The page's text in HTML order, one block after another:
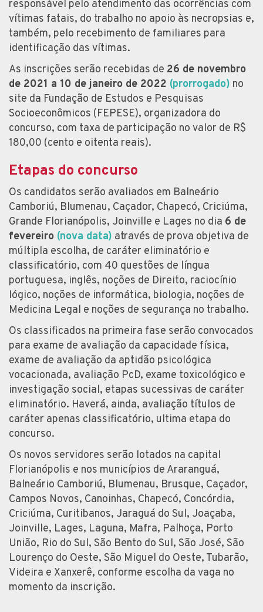
responsável pelo atendimento das ocorrências com
vítimas fatais, do trabalho no apoio às necropsias e,
também, pelo recebimento de familiares para
identificação das vítimas.
As inscrições serão recebidas de 26 de novembro
de 2021 a 10 de janeiro de 2022 (prorrogado) no
site da Fundação de Estudos e Pesquisas
Socioeconômicos (FEPESE), organizadora do
concurso, com taxa de participação no valor de R$
180,00 (cento e oitenta reais).
Etapas do concurso
Os candidatos serão avaliados em Balneário
Camboriú, Blumenau, Caçador, Chapecó, Criciúma,
Grande Florianópolis, Joinville e Lages no dia 6 de
fevereiro (nova data) através de prova objetiva de
múltipla escolha, de caráter eliminatório e
classificatório, com 40 questões de língua
portuguesa, inglês, noções de Direito, raciocínio
lógico, noções de informática, biologia, noções de
Medicina Legal e noções de segurança no trabalho.
Os classificados na primeira fase serão convocados
para exame de avaliação da capacidade física,
exame de avaliação da aptidão psicológica
vocacionada, avaliação PcD, exame toxicológico e
investigação social, etapas sucessivas de caráter
eliminatório. Haverá, ainda, avaliação títulos de
caráter apenas classificatório, ultima etapa do
concurso.
Os novos servidores serão lotados na capital
Florianópolis e nos municípios de Araranguá,
Balneário Camboriú, Blumenau, Brusque, Caçador,
Campos Novos, Canoinhas, Chapecó, Concórdia,
Criciúma, Curitibanos, Jaraguá do Sul, Joaçaba,
Joinville, Lages, Laguna, Mafra, Palhoça, Porto
União, Rio do Sul, São Bento do Sul, São José, São
Lourenço do Oeste, São Miguel do Oeste, Tubarão,
Videira e Xanxerê, conforme escolha da vaga no
momento da inscrição.